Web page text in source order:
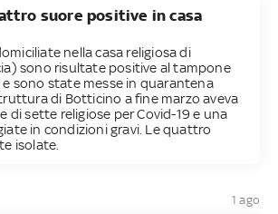
suore positive in casa
nella casa religiosa di
sono risultate positive al tampone
sono state messe in quarantena
di Botticino a fine marzo aveva
di sette religiose per Covid-19 e una
in condizioni gravi. Le quattro
isolate.
1 ago